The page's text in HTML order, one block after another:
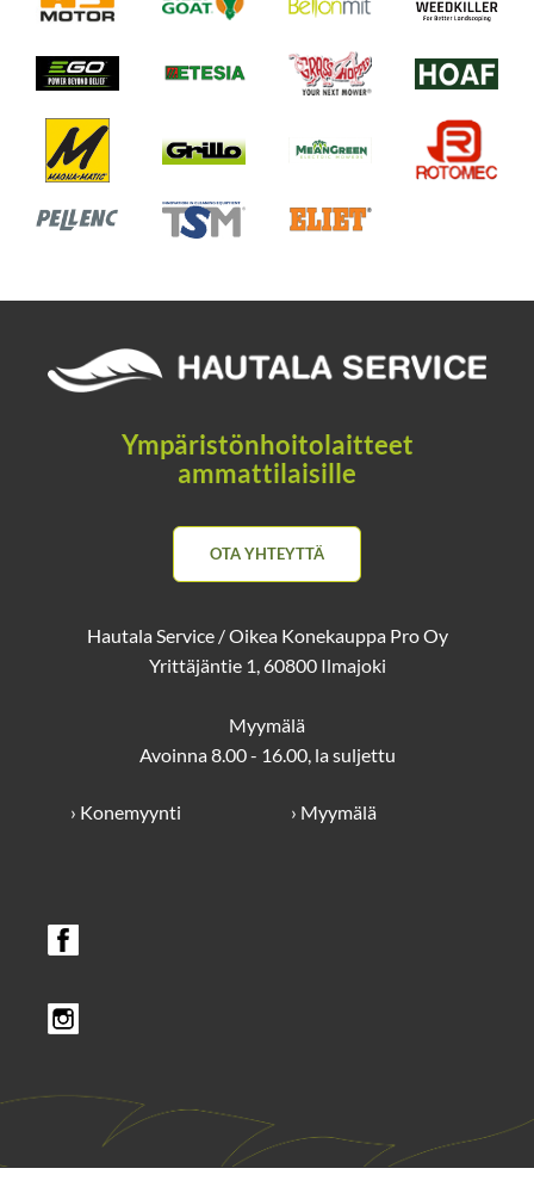
Ympäristönhoitolaitteet
ammattilaisille
OTA YHTEYTTÄ
Hautala Service / Oikea Konekauppa Pro Oy
Yrittäjäntie 1, 60800 Ilmajoki
Myymälä
Avoinna 8.00 - 16.00, la suljettu
› Konemyynti › Myymälä